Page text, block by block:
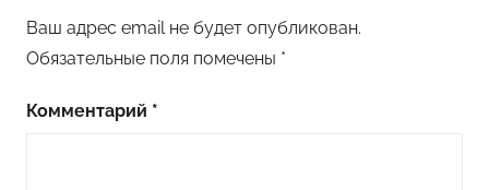
Ваш адрес email не будет опубликован.
Обязательные поля помечены *
Комментарий *